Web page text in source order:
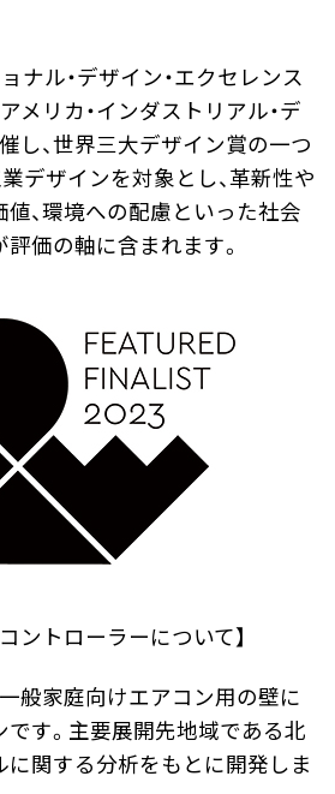
ナル・デザイン・エクセレンス
アメリカ・インダストリアル・デ
し、世界三大デザイン賞の一つ
デザインを対象とし、革新性や
、環境への配慮といった社会
価の軸に含まれます。
ントローラーについて】
般家庭向けエアコン用の壁に
す。主要展開先地域である北
関する分析をもとに開発しま